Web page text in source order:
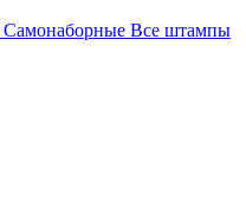
Самонаборные Все штампы